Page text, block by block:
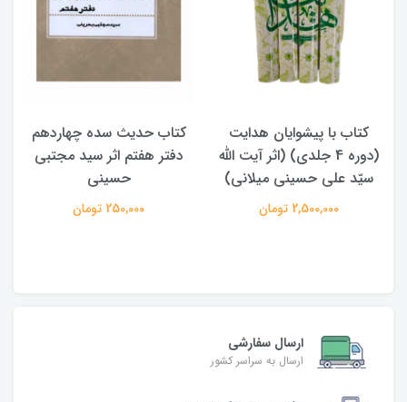
کتاب با پیشوایان هدایت
(دوره 4 جلدی) (اثر آیت الله
سیّد علی حسینی میلانی)
2,500,000 تومان
کتاب حدیث سده چهاردهم
دفتر هفتم اثر سید مجتبی
حسینی
250,000 تومان
ارسال سفارشی
ارسال به سراسر کشور